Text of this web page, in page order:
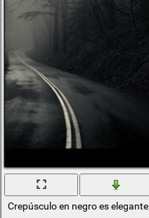
Crepúsculo en negro es elegante